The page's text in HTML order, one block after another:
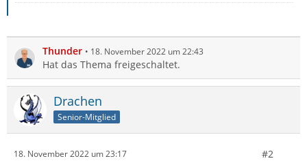
Thunder 18. November 2022 um 22:43
Hat das Thema freigeschaltet.
Drachen
Senior-Mitglied
18. November 2022 um 23:17 #2